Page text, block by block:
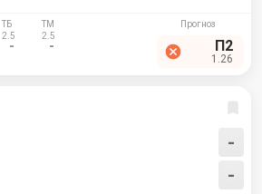
- - П2
1.26
-
-